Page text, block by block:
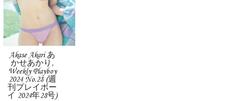
Akase Akari あ
かせあかり,
Weekly Playboy
2024 No.28 (週
刊プレイボー
イ 2024年28号)